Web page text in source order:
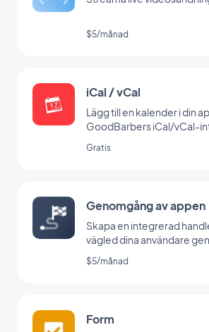
$5/månad
iCal / vCal
Lägg till en kalender i din
GoodBarbers iCal/vCal-
Gratis
Genomgång av appen
Skapa en integrerad
vägled dina användare
lanseringen av din app
$5/månad
Form